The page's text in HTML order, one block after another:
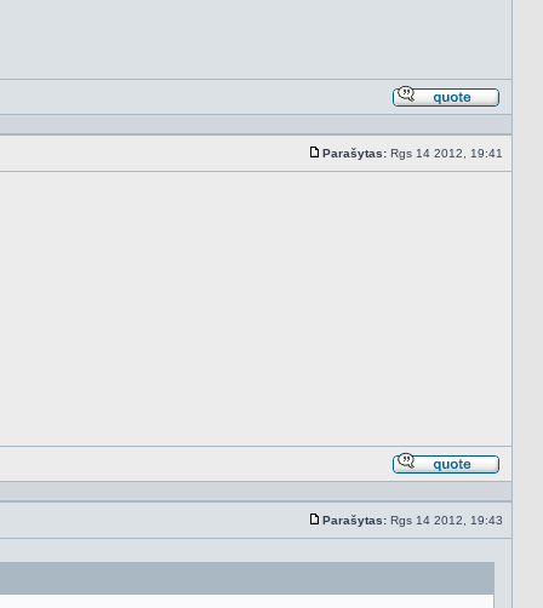
Atsakyti
Standartinė
Parašytas: Rgs 14 2012, 19:41
Atsakyti
Standartinė
Parašytas: Rgs 14 2012, 19:43